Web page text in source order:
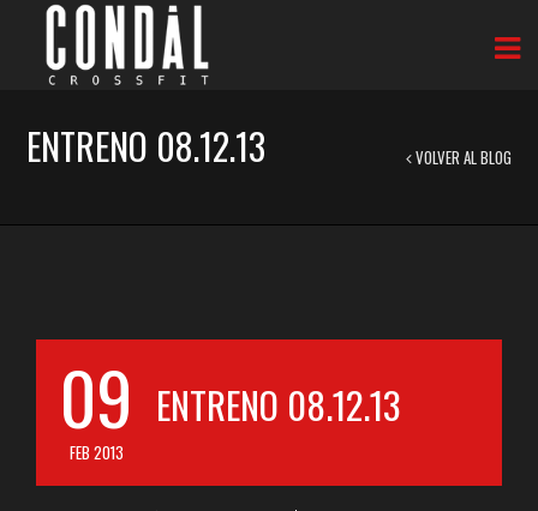
ENTRENO 08.12.13 VOLVER AL BLOG
09
FEB 2013
ENTRENO 08.12.13